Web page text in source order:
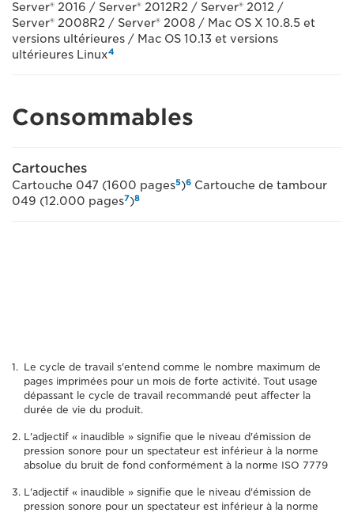
Server® 2016 / Server® 2012R2 / Server® 2012 /
Server® 2008R2 / Server® 2008 / Mac OS X 10.8.5 et
versions ultérieures / Mac OS 10.13 et versions
ultérieures Linux4
Consommables
Cartouches
Cartouche 047 (1600 pages5)6 Cartouche de tambour
049 (12.000 pages7)8
Le cycle de travail s'entend comme le nombre maximum de
pages imprimées pour un mois de forte activité. Tout usage
dépassant le cycle de travail recommandé peut affecter la
durée de vie du produit.
L'adjectif « inaudible » signifie que le niveau d'émission de
pression sonore pour un spectateur est inférieur à la norme
absolue du bruit de fond conformément à la norme ISO 7779
L'adjectif « inaudible » signifie que le niveau d'émission de
pression sonore pour un spectateur est inférieur à la norme